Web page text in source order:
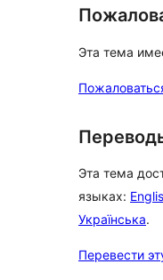
Эта тема
Эта тема
языках:
Українська.
Перевести